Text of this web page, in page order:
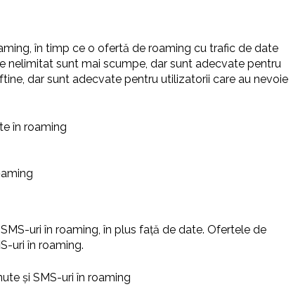
în timp ce o ofertă de roaming cu trafic de date
sunt mai scumpe, dar sunt adecvate pentru
dar sunt adecvate pentru utilizatorii care au nevoie
în roaming
uri în roaming, în plus față de date. Ofertele de
uri în roaming.
și SMS-uri în roaming